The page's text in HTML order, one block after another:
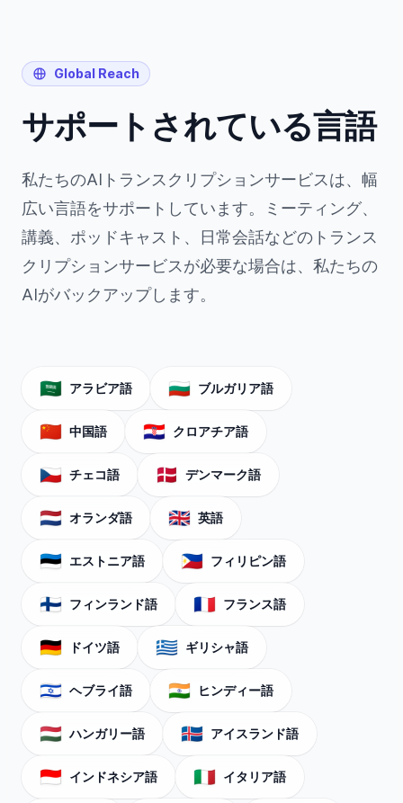
Global Reach
サポートされている言語
私たちのAIトランスクリプションサービスは、幅
広い言語をサポートしています。ミーティング、
講義、ポッドキャスト、日常会話などのトランス
クリプションサービスが必要な場合は、私たちの
AIがバックアップします。
🇸🇦 アラビア語 🇧🇬 ブルガリア語
🇨🇳 中国語 🇭🇷 クロアチア語
🇨🇿 チェコ語 🇩🇰 デンマーク語
🇳🇱 オランダ語 🇬🇧 英語
🇪🇪 エストニア語 🇵🇭 フィリピン語
🇫🇮 フィンランド語 🇫🇷 フランス語
🇩🇪 ドイツ語 🇬🇷 ギリシャ語
🇮🇱 ヘブライ語 🇮🇳 ヒンディー語
🇭🇺 ハンガリー語 🇮🇸 アイスランド語
🇮🇩 インドネシア語 🇮🇹 イタリア語